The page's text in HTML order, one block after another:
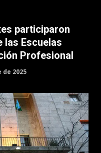
participaron
las Escuelas
Profesional
de 2025